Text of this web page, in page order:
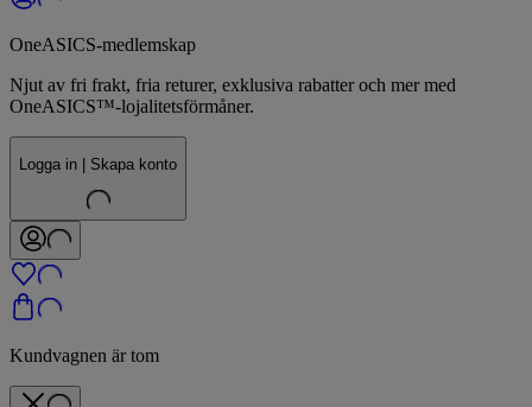
OneASICS-medlemskap
Njut av fri frakt, fria returer, exklusiva rabatter och mer med
OneASICS™-lojalitetsförmåner.
Logga in | Skapa konto
Kundvagnen är tom